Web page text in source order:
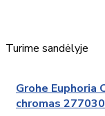
Turime sandėlyje
Grohe Euphoria
chromas